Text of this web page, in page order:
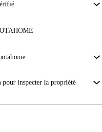
le loyer et les services pour une
sans tracas.
sur ce propriétaire
soit (A) vous payer une chambre
en totalité.
pour inspecter la propriété